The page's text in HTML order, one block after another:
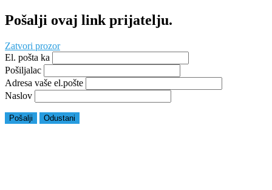
Pošalji ovaj link prijatelju.
Zatvori prozor
El. pošta ka
Pošiljalac
Adresa vaše el.pošte
Naslov
Pošalji Odustani